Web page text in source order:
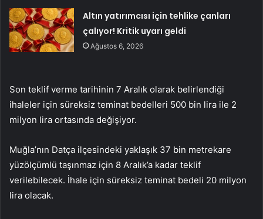
Altın yatırımcısı için tehlike çanları
çalıyor! Kritik uyarı geldi
Ağustos 6, 2026
Son teklif verme tarihinin 7 Aralık olarak belirlendiği
ihaleler için süreksiz teminat bedelleri 500 bin lira ile 2
milyon lira ortasında değişiyor.
Muğla’nın Datça ilçesindeki yaklaşık 37 bin metrekare
yüzölçümlü taşınmaz için 8 Aralık’a kadar teklif
verilebilecek. İhale için süreksiz teminat bedeli 20 milyon
lira olacak.